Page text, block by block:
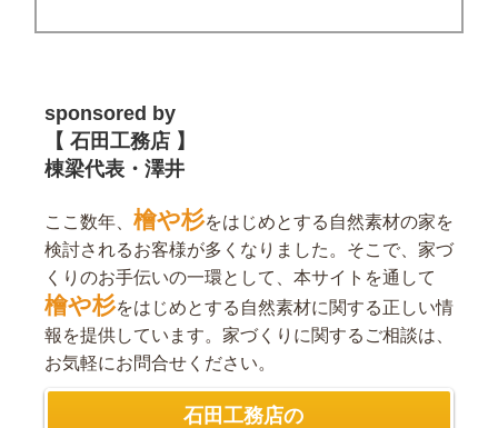
sponsored by
【 石田工務店 】
棟梁代表・澤井
ここ数年、 檜や杉をはじめとする自然素材の家を
検討されるお客様が多くなりました。そこで、家づ
くりのお手伝いの一環として、本サイトを通して
檜や杉をはじめとする自然素材に関する正しい情
報を提供しています。家づくりに関するご相談は、
お気軽にお問合せください。
石田工務店の